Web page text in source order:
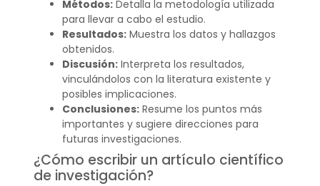
Métodos:Detalla la metodología utilizada
para llevar a cabo el estudio.
Resultados:Muestra los datos y hallazgos
obtenidos.
Discusión:Interpreta los resultados,
vinculándolos con la literatura existente y
posibles implicaciones.
Conclusiones:Resume los puntos más
importantes y sugiere direcciones para
futuras investigaciones.
¿Cómo escribir un artículo científico
de investigación?